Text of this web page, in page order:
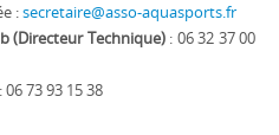
:secretaire@asso-aquasports.fr
(Directeur Technique): 06 32 37 00
: 06 73 93 15 38